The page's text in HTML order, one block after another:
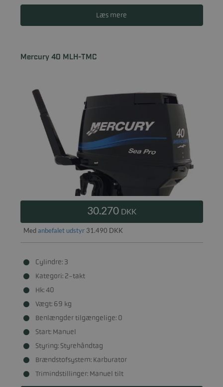
Læs mere
Mercury 40 MLH-TMC
30.270 DKK
Med anbefalet udstyr31.490 DKK
Cylindre: 3
Kategori: 2-takt
Hk: 40
Vægt: 69 kg
Benlængder tilgængelige: 0
Start: Manuel
Styring: Styrehåndtag
Brændstofsystem: Karburator
Trimindstillinger: Manuel tilt